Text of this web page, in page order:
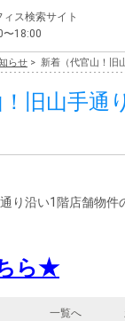
ィス検索サイト
〜18:00
らせ 新着（代官山！旧
旧山手通
り沿い1階店舗物件
ら★
一覧へ